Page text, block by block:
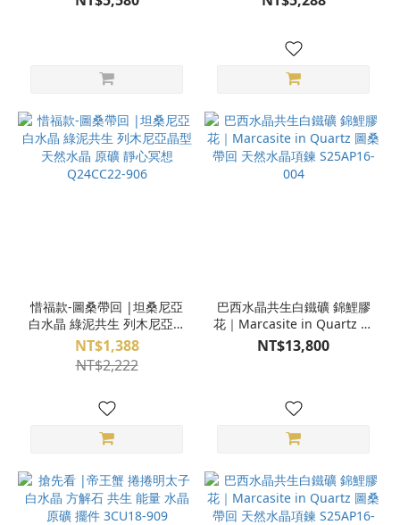
S25AO12-023
S25AO12-020
惜福款-圖桑帶回 |坦桑尼亞
白水晶 綠泥共生 列木尼亞晶
型 天然水晶 原礦 靜心冥想
Q24CC22-906
NT$1,388
NT$2,222
巴西水晶共生白鐵礦 錦鯉膠
花｜Marcasite in Quartz 圖
桑帶回 天然水晶項鍊
S25AP16-004
NT$13,800